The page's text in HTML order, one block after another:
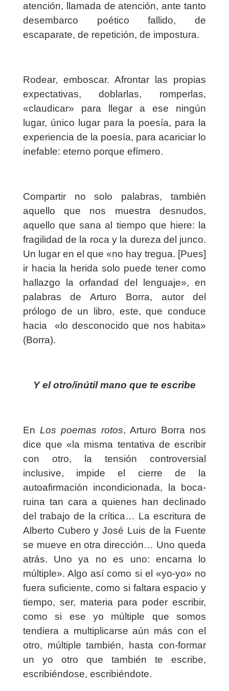
atención, llamada de atención, ante tanto
desembarco poético fallido, de
escaparate, de repetición, de impostura.
Rodear, emboscar. Afrontar las propias
expectativas, doblarlas, romperlas,
«claudicar» para llegar a ese ningún
lugar, único lugar para la poesía, para la
experiencia de la poesía, para acariciar lo
inefable: eterno porque efímero.
Compartir no solo palabras, también
aquello que nos muestra desnudos,
aquello que sana al tiempo que hiere: la
fragilidad de la roca y la dureza del junco.
Un lugar en el que «no hay tregua. [Pues]
ir hacia la herida solo puede tener como
hallazgo la orfandad del lenguaje», en
palabras de Arturo Borra, autor del
prólogo de un libro, este, que conduce
hacia « lo desconocido que nos habita»
(Borra).
Y el otro/inútil mano que te escribe
En Los poemas rotos, Arturo Borra nos
dice que «la misma tentativa de escribir
con otro, la tensión controversial
inclusive, impide el cierre de la
autoafirmación incondicionada, la boca-
ruina tan cara a quienes han declinado
del trabajo de la crítica… La escritura de
Alberto Cubero y José Luis de la Fuente
se mueve en otra dirección… Uno queda
atrás. Uno ya no es uno: encarna lo
múltiple». Algo así como si el «yo-yo» no
fuera suficiente, como si faltara espacio y
tiempo, ser, materia para poder escribir,
como si ese yo múltiple que somos
tendiera a multiplicarse aún más con el
otro, múltiple también, hasta con-formar
un yo otro que también te escribe,
escribiéndose, escribiéndote.